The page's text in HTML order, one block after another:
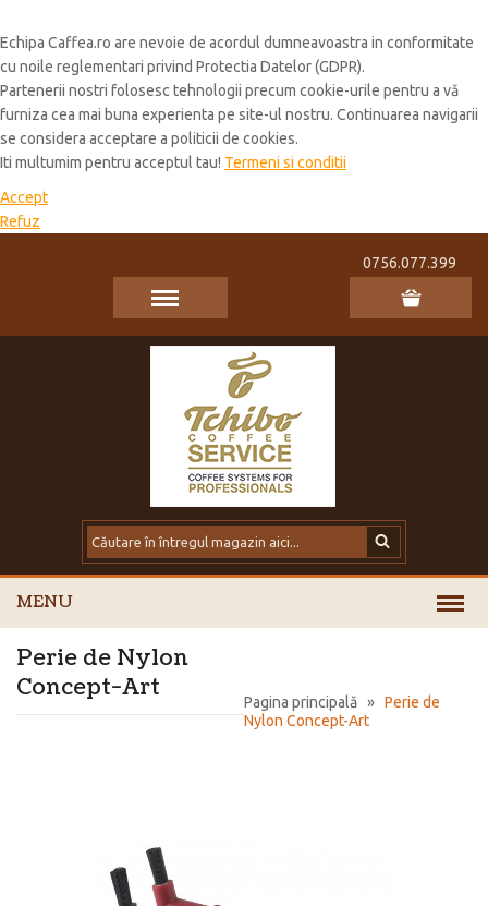
Echipa Caffea.ro are nevoie de acordul dumneavoastra in conformitate
cu noile reglementari privind Protectia Datelor (GDPR).
Partenerii nostri folosesc tehnologii precum cookie-urile pentru a vă
furniza cea mai buna experienta pe site-ul nostru. Continuarea navigarii
se considera acceptare a politicii de cookies.
Iti multumim pentru acceptul tau! Termeni si conditii
Accept
Refuz
0756.077.399
MENU
Pagina principală » Perie de
Nylon Concept-Art
Perie de Nylon
Concept-Art